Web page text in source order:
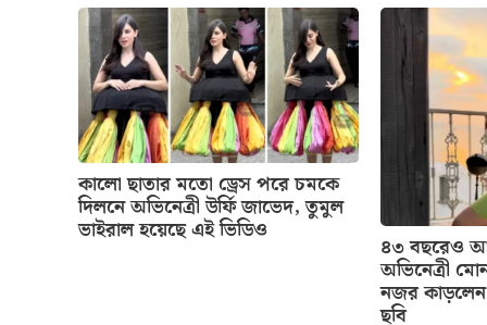
কালো ছাতার মতো ড্রেস পরে চমকে
দিলনে অভিনেত্রী উর্ফি জাভেদ, তুমুল
ভাইরাল হয়েছে এই ভিডিও
৪৩ বছরেও
অভিনেত্রী
নজর
ছবি